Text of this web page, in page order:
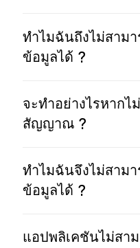
ทำไมฉันถึงไม่สามา
ข้อมูลได้ ?
จะทำอย่างไรหากไ
สัญญาณ ?
ทำไมฉันจึงไม่สาม
ข้อมูลได้​ ?
แอปพลิเคชันไม่สา